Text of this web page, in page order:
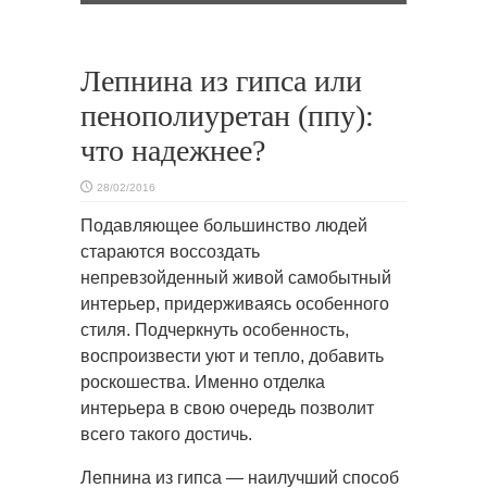
Лепнина из гипса или
пенополиуретан (ппу):
что надежнее?
28/02/2016
Подавляющее большинство людей
стараются воссоздать
непревзойденный живой самобытный
интерьер, придерживаясь особенного
стиля. Подчеркнуть особенность,
воспроизвести уют и тепло, добавить
роскошества. Именно отделка
интерьера в свою очередь позволит
всего такого достичь.
Лепнина из гипса — наилучший способ